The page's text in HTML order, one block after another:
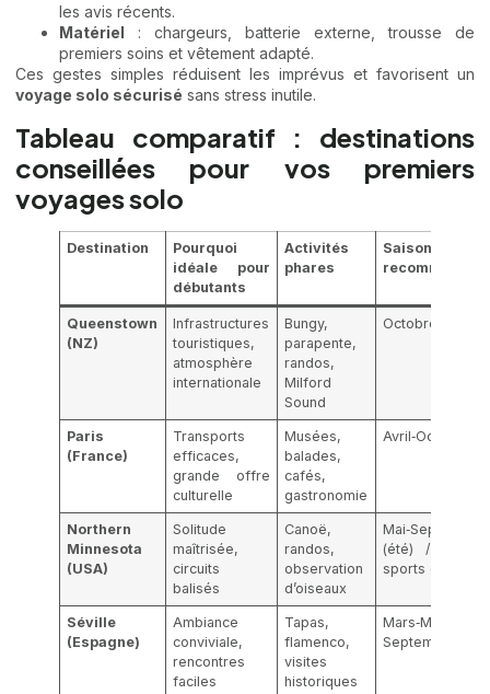
les avis récents.
Matériel : chargeurs, batterie externe, trousse de
premiers soins et vêtement adapté.
Ces gestes simples réduisent les imprévus et favorisent un
voyage solo sécurisé sans stress inutile.
Tableau comparatif : destinations
conseillées pour vos premiers
voyages solo
Destination
Pourquoi
idéale pour
débutants
Activités
phares
Saison
recommandée
Queenstown
(NZ)
Infrastructures
touristiques,
atmosphère
internationale
Bungy,
parapente,
randos,
Milford
Sound
Octobre‑Avril
Paris
(France)
Transports
efficaces,
grande offre
culturelle
Musées,
balades,
cafés,
gastronomie
Avril‑Octobre
Northern
Minnesota
(USA)
Solitude
maîtrisée,
circuits
balisés
Canoë,
randos,
observation
d’oiseaux
Mai‑Septembre
(été) / hiver
sports de neige
Séville
(Espagne)
Ambiance
conviviale,
rencontres
faciles
Tapas,
flamenco,
visites
historiques
Mars‑Mai,